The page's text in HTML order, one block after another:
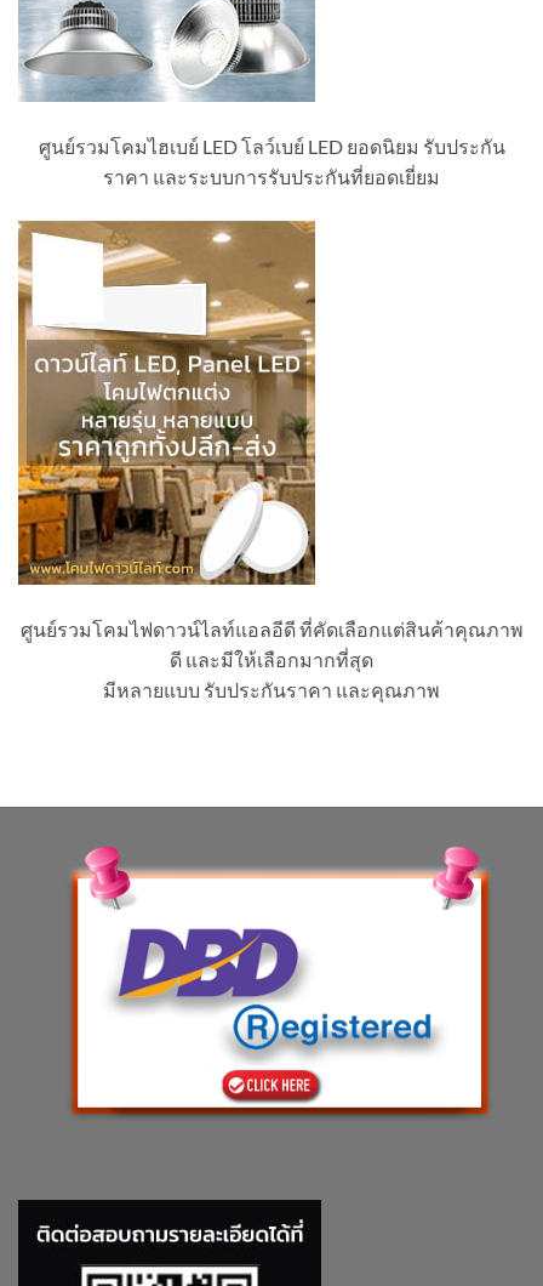
ศูนย์รวมโคมไฮเบย์ LED โลว์เบย์ LED ยอดนิยม รับประกัน
ราคา และระบบการรับประกันที่ยอดเยี่ยม
ศูนย์รวมโคมไฟดาวน์ไลท์แอลอีดี ที่คัดเลือกแต่สินค้าคุณภาพ
ดี และมีให้เลือกมากที่สุด
มีหลายแบบ รับประกันราคา และคุณภาพ